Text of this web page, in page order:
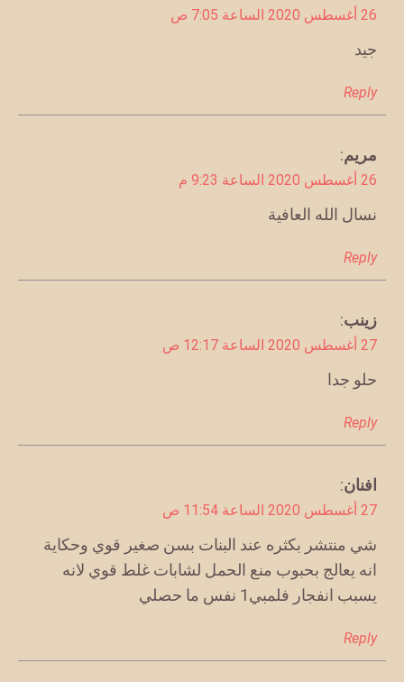
26 أغسطس 2020 الساعة 7:05 ص
جيد
Reply
يقول
مريم:
26 أغسطس 2020 الساعة 9:23 م
نسال الله العافية
Reply
يقول
زينب:
27 أغسطس 2020 الساعة 12:17 ص
حلو جدا
Reply
يقول
افنان:
27 أغسطس 2020 الساعة 11:54 ص
شي منتشر بكثره عند البنات بسن صغير قوي وحكاية
انه يعالج بحبوب منع الحمل لشابات غلط قوي لانه
يسبب انفجار فلمبي1 نفس ما حصلي
Reply